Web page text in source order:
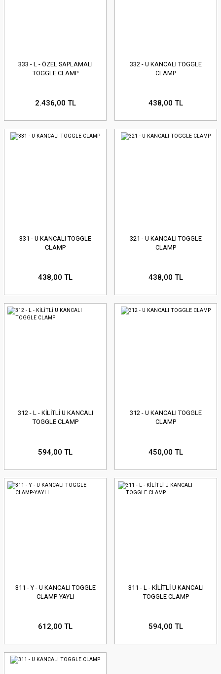
333 - L - ÖZEL SAPLAMALI
TOGGLE CLAMP
2.436,00 TL
332 - U KANCALI TOGGLE
CLAMP
438,00 TL
331 - U KANCALI TOGGLE
CLAMP
438,00 TL
321 - U KANCALI TOGGLE
CLAMP
438,00 TL
312 - L - KİLİTLİ U KANCALI
TOGGLE CLAMP
594,00 TL
312 - U KANCALI TOGGLE
CLAMP
450,00 TL
311 - Y - U KANCALI TOGGLE
CLAMP-YAYLI
612,00 TL
311 - L - KİLİTLİ U KANCALI
TOGGLE CLAMP
594,00 TL